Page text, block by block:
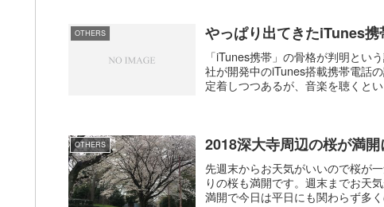
OTHERS やっぱり出てきたiTunes携
「iTunes携帯」の骨格が判明とい
社が開発中のiTunes搭載携帯電話
定着しつつあるが、音楽を聴くと
OTHERS 2018深大寺周辺の桜が満
先週末からお天気がいいので桜が
りの桜も満開です。週末までお天
満開で今日は平日にも関わらず多